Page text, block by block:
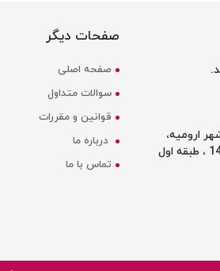
ارومیه،
صفحات دیگر
صفحه اصلی
سوالات متداول
قوانین و مقررات
درباره ما
تماس با ما